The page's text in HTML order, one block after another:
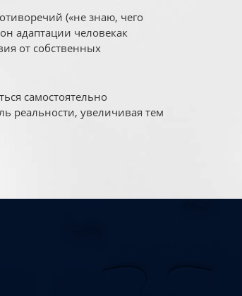
(«не знаю, чего
адаптации человекак
от собственных
самостоятельно
реальности, увеличивая тем